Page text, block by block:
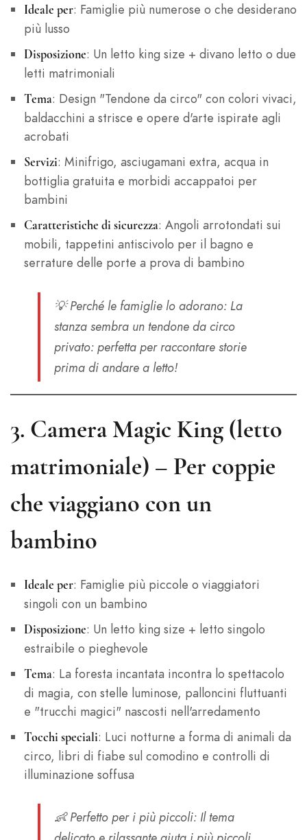
Ideale per: Famiglie più numerose o che desiderano
più lusso
Disposizione: Un letto king size + divano letto o due
letti matrimoniali
Tema: Design "Tendone da circo" con colori vivaci,
baldacchini a strisce e opere d'arte ispirate agli
acrobati
Servizi: Minifrigo, asciugamani extra, acqua in
bottiglia gratuita e morbidi accappatoi per
bambini
Caratteristiche di sicurezza: Angoli arrotondati sui
mobili, tappetini antiscivolo per il bagno e
serrature delle porte a prova di bambino
💡Perché le famiglie lo adorano: La
stanza sembra un tendone da circo
privato: perfetta per raccontare storie
prima di andare a letto!
3. Camera Magic King (letto
matrimoniale) – Per coppie
che viaggiano con un
bambino
Ideale per: Famiglie più piccole o viaggiatori
singoli con un bambino
Disposizione: Un letto king size + letto singolo
estraibile o pieghevole
Tema: La foresta incantata incontra lo spettacolo
di magia, con stelle luminose, palloncini fluttuanti
e "trucchi magici" nascosti nell'arredamento
Tocchi speciali: Luci notturne a forma di animali da
circo, libri di fiabe sul comodino e controlli di
illuminazione soffusa
👶Perfetto per i più piccoli: Il tema